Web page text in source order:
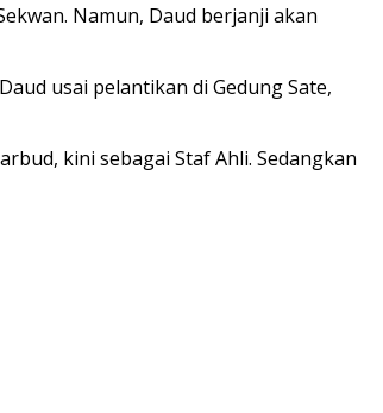
Namun, Daud berjanji akan
usai pelantikan di Gedung Sate,
kini sebagai Staf Ahli. Sedangkan